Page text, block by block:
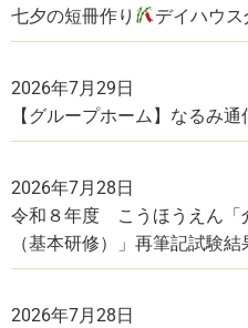
七夕の短冊作り デイハウ
2026年7月29日
【グループホーム】なるみ
2026年7月28日
令和８年度 こうほうえん「
（基本研修）」再筆記試験結
2026年7月28日